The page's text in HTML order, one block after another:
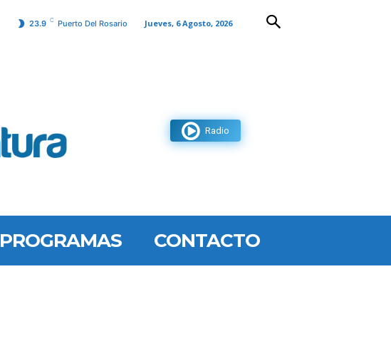
23.9 C Puerto Del Rosario Jueves, 6 Agosto, 2026
Radio
PROGRAMAS CONTACTO